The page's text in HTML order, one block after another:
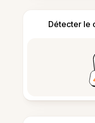
Détecter le